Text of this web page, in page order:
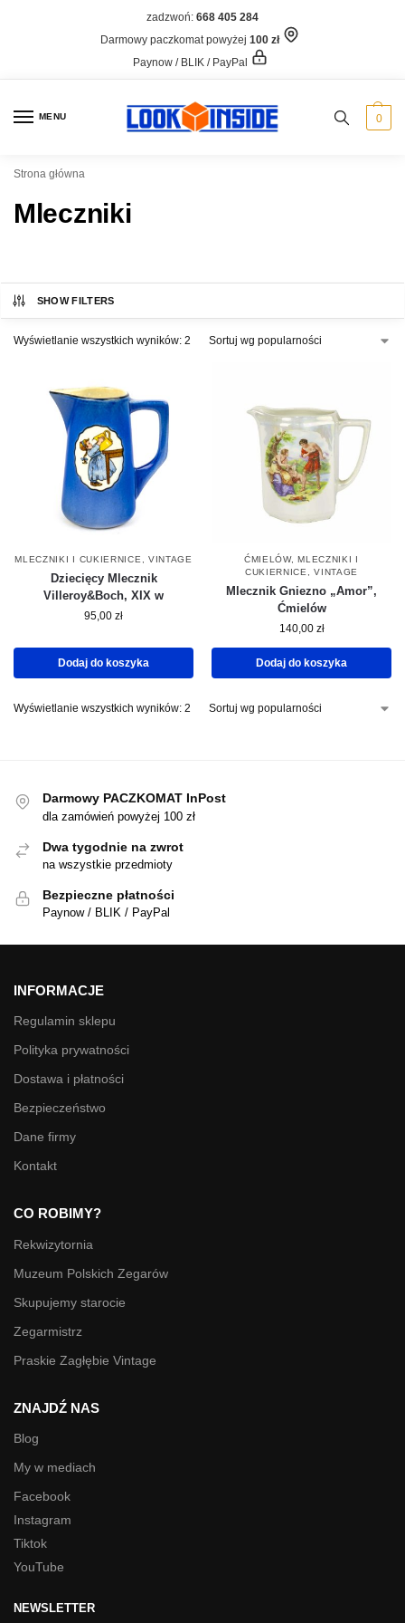
zadzwoń: 668 405 284
Darmowy paczkomat powyżej 100 zł
Paynow / BLIK / PayPal
MENU 0
Strona główna
Mleczniki
SHOW FILTERS
Wyświetlanie wszystkich wyników: 2
MLECZNIKI I CUKIERNICE VINTAGE
Dziecięcy Mlecznik
Villeroy&Boch, XIX w
95,00 zł
Dodaj do koszyka
ĆMIELÓW,MLECZNIKI I
CUKIERNICE
,VINTAGE
Mlecznik Gniezno „Amor”,
Ćmielów
140,00 zł
Dodaj do koszyka
Wyświetlanie wszystkich wyników: 2
Darmowy PACZKOMAT InPost
dla zamówień powyżej 100 zł
Dwa tygodnie na zwrot
na wszystkie przedmioty
Bezpieczne płatności
Paynow / BLIK / PayPal
INFORMACJE
Regulamin sklepu
Polityka prywatności
Dostawa i płatności
Bezpieczeństwo
Dane firmy
Kontakt
CO ROBIMY?
Rekwizytornia
Muzeum Polskich Zegarów
Skupujemy starocie
Zegarmistrz
Praskie Zagłębie Vintage
ZNAJDŹ NAS
Blog
My w mediach
Facebook
Instagram
Tiktok
YouTube
NEWSLETTER